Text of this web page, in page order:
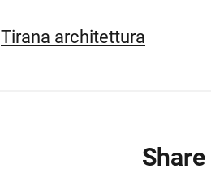
Tirana architettura